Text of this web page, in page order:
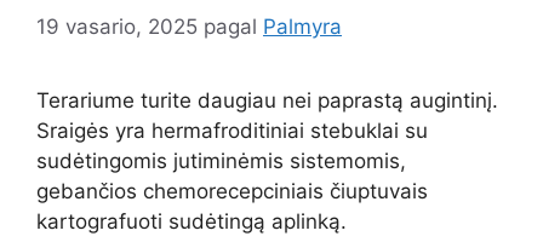
19 vasario, 2025 pagal Palmyra
Terariume turite daugiau nei paprastą augintinį.
Sraigės yra hermafroditiniai stebuklai su
sudėtingomis jutiminėmis sistemomis,
gebančios chemorecepciniais čiuptuvais
kartografuoti sudėtingą aplinką.